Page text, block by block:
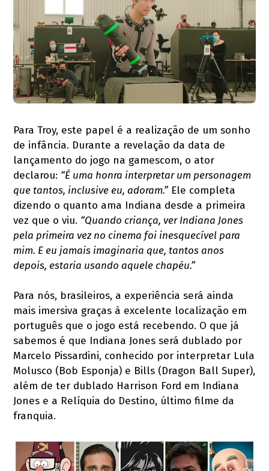
Para Troy, este papel é a realização de um sonho
de infância. Durante a revelação da data de
lançamento do jogo na gamescom, o ator
declarou: “É uma honra interpretar um personagem
que tantos, inclusive eu, adoram.” Ele completa
dizendo o quanto ama Indiana desde a primeira
vez que o viu. “Quando criança, ver Indiana Jones
pela primeira vez no cinema foi inesquecível para
mim. E eu jamais imaginaria que, tantos anos
depois, estaria usando aquele chapéu.”
Para nós, brasileiros, a experiência será ainda
mais imersiva graças à excelente localização em
português que o jogo está recebendo. O que já
sabemos é que Indiana Jones será dublado por
Marcelo Pissardini, conhecido por interpretar Lula
Molusco (Bob Esponja) e Bills (Dragon Ball Super),
além de ter dublado Harrison Ford em Indiana
Jones e a Relíquia do Destino, último filme da
franquia.